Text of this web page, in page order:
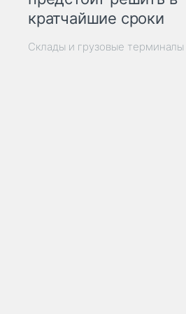
кратчайшие сроки
Склады и грузовые терминалы